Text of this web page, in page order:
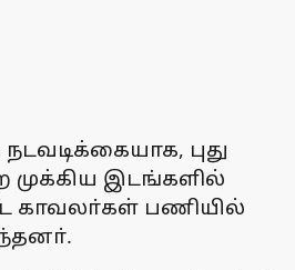
புது
முக்கிய இடங்களில்
காவலா்கள் பணியில்